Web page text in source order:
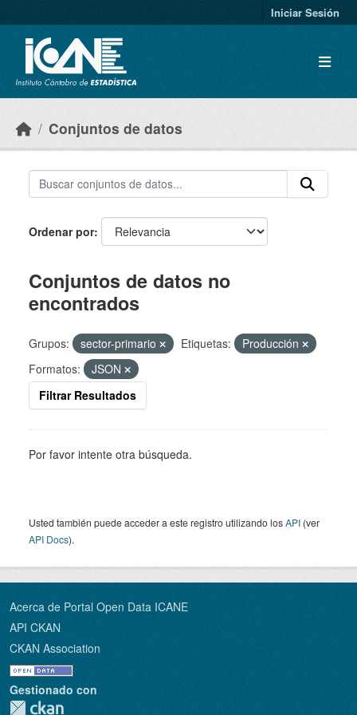
Iniciar Sesión
Conjuntos de datos
Ordenar por
Conjuntos de datos no
encontrados
Grupos: sector-primario Etiquetas:
Producción
Formatos:
JSON
Filtrar Resultados
Por favor intente otra búsqueda.
Usted también puede acceder a este registro utilizando losAPI (ver
API Docs).
Acerca de Portal Open Data ICANE
API CKAN
CKAN Association
Gestionado con